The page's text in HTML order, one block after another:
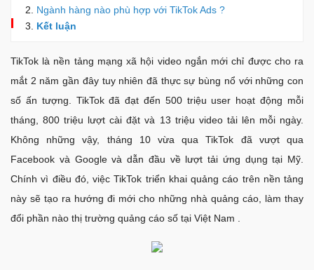
Ngành hàng nào phù hợp với TikTok Ads ?
Kết luận
TikTok là nền tảng mạng xã hội video ngắn mới chỉ được cho ra
mắt 2 năm gần đây tuy nhiên đã thực sự bùng nổ với những con
số ấn tượng. TikTok đã đạt đến 500 triệu user hoạt động mỗi
tháng, 800 triệu lượt cài đặt và 13 triệu video tải lên mỗi ngày.
Không những vậy, tháng 10 vừa qua TikTok đã vượt qua
Facebook và Google và dẫn đầu về lượt tải ứng dụng tại Mỹ.
Chính vì điều đó, việc TikTok triển khai quảng cáo trên nền tảng
này sẽ tạo ra hướng đi mới cho những nhà quảng cáo, làm thay
đổi phần nào thị trường quảng cáo số tại Việt Nam .